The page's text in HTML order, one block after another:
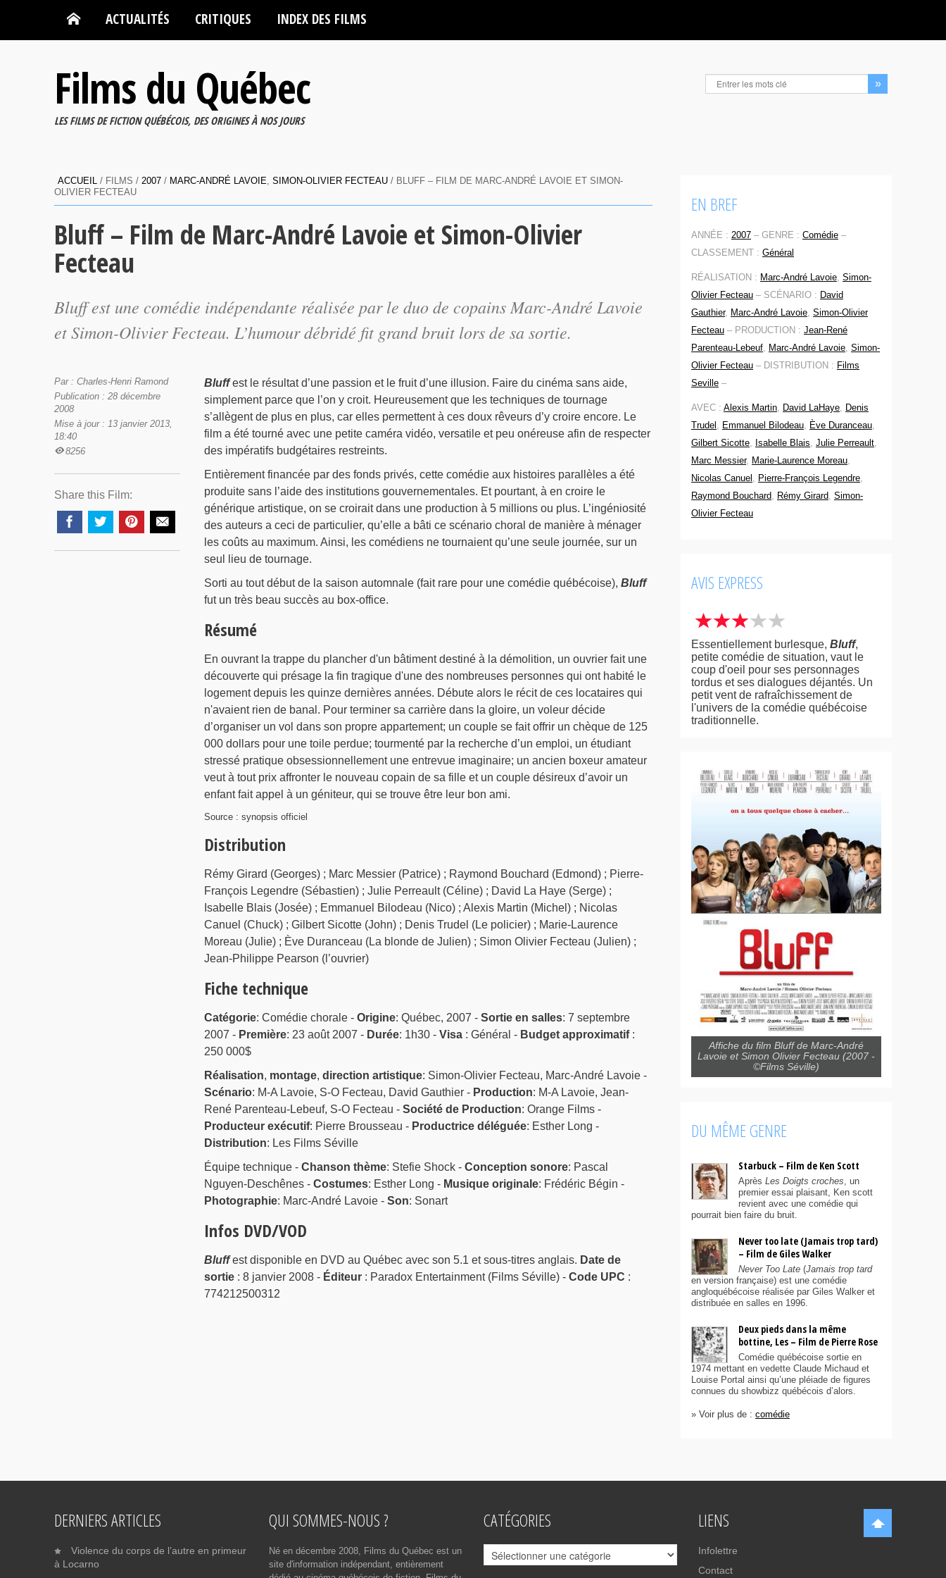
ACTUALITÉS CRITIQUES INDEX DES FILMS
Films du Québec
LES FILMS DE FICTION QUÉBÉCOIS, DES ORIGINES À NOS JOURS
ACCUEIL / FILMS / 2007 / MARC-ANDRÉ LAVOIE, SIMON-OLIVIER FECTEAU / BLUFF – FILM DE MARC-ANDRÉ LAVOIE ET SIMON-
OLIVIER FECTEAU
Bluff – Film de Marc-André Lavoie et Simon-Olivier
Fecteau
Bluffest une comédie indépendante réalisée par le duo de copains Marc-André Lavoie
et Simon-Olivier Fecteau. L’humour débridé fit grand bruit lors de sa sortie.
Par : Charles-Henri Ramond
Publication : 28 décembre
2008
Mise à jour : 13 janvier 2013,
18:40
8256
Share this Film:
Bluffest le résultat d’une passion et le fruit d’une illusion. Faire du cinéma sans aide,
simplement parce que l’on y croit. Heureusement que les techniques de tournage
s’allègent de plus en plus, car elles permettent à ces doux rêveurs d’y croire encore. Le
film a été tourné avec une petite caméra vidéo, versatile et peu onéreuse afin de respecter
des impératifs budgétaires restreints.
Entièrement financée par des fonds privés, cette comédie aux histoires parallèles a été
produite sans l’aide des institutions gouvernementales. Et pourtant, à en croire le
générique artistique, on se croirait dans une production à 5 millions ou plus. L’ingéniosité
des auteurs a ceci de particulier, qu’elle a bâti ce scénario choral de manière à ménager
les coûts au maximum. Ainsi, les comédiens ne tournaient qu’une seule journée, sur un
seul lieu de tournage.
Sorti au tout début de la saison automnale (fait rare pour une comédie québécoise), Bluff
fut un très beau succès au box-office.
Résumé
En ouvrant la trappe du plancher d'un bâtiment destiné à la démolition, un ouvrier fait une
découverte qui présage la fin tragique d'une des nombreuses personnes qui ont habité le
logement depuis les quinze dernières années. Débute alors le récit de ces locataires qui
n'avaient rien de banal. Pour terminer sa carrière dans la gloire, un voleur décide
d’organiser un vol dans son propre appartement; un couple se fait offrir un chèque de 125
000 dollars pour une toile perdue; tourmenté par la recherche d’un emploi, un étudiant
stressé pratique obsessionnellement une entrevue imaginaire; un ancien boxeur amateur
veut à tout prix affronter le nouveau copain de sa fille et un couple désireux d’avoir un
enfant fait appel à un géniteur, qui se trouve être leur bon ami.
Source : synopsis officiel
Distribution
Rémy Girard (Georges) ; Marc Messier (Patrice) ; Raymond Bouchard (Edmond) ; Pierre-
François Legendre (Sébastien) ; Julie Perreault (Céline) ; David La Haye (Serge) ;
Isabelle Blais (Josée) ; Emmanuel Bilodeau (Nico) ; Alexis Martin (Michel) ; Nicolas
Canuel (Chuck) ; Gilbert Sicotte (John) ; Denis Trudel (Le policier) ; Marie-Laurence
Moreau (Julie) ; Ève Duranceau (La blonde de Julien) ; Simon Olivier Fecteau (Julien) ;
Jean-Philippe Pearson (l’ouvrier)
Fiche technique
Catégorie: Comédie chorale - Origine: Québec, 2007 - Sortie en salles: 7 septembre
2007 - Première: 23 août 2007 - Durée: 1h30 - Visa: Général - Budget approximatif:
250 000$
Réalisation, montage, direction artistique: Simon-Olivier Fecteau, Marc-André Lavoie -
Scénario: M-A Lavoie, S-O Fecteau, David Gauthier - Production: M-A Lavoie, Jean-
René Parenteau-Lebeuf, S-O Fecteau - Société de Production: Orange Films -
Producteur exécutif: Pierre Brousseau - Productrice déléguée: Esther Long -
Distribution: Les Films Séville
Équipe technique - Chanson thème: Stefie Shock - Conception sonore: Pascal
Nguyen-Deschênes - Costumes: Esther Long - Musique originale: Frédéric Bégin -
Photographie: Marc-André Lavoie - Son: Sonart
Infos DVD/VOD
Bluffest disponible en DVD au Québec avec son 5.1 et sous-titres anglais. Date de
sortie: 8 janvier 2008 - Éditeur: Paradox Entertainment (Films Séville) - Code UPC :
774212500312
EN BREF
ANNÉE : 2007 – GENRE : Comédie –
CLASSEMENT : Général
RÉALISATION : Marc-André Lavoie, Simon-
Olivier Fecteau – SCÉNARIO : David
Gauthier, Marc-André Lavoie, Simon-Olivier
Fecteau – PRODUCTION : Jean-René
Parenteau-Lebeuf, Marc-André Lavoie, Simon-
Olivier Fecteau – DISTRIBUTION : Films
Seville –
AVEC : Alexis Martin, David LaHaye, Denis
Trudel , Emmanuel Bilodeau, Ève Duranceau,
Gilbert Sicotte, Isabelle Blais, Julie Perreault,
Marc Messier, Marie-Laurence Moreau,
Nicolas Canuel , Pierre-François Legendre,
Raymond Bouchard, Rémy Girard, Simon-
Olivier Fecteau
AVIS EXPRESS
Essentiellement burlesque, Bluff,
petite comédie de situation, vaut le
coup d'oeil pour ses personnages
tordus et ses dialogues déjantés. Un
petit vent de rafraîchissement de
l'univers de la comédie québécoise
traditionnelle.
Affiche du film Bluff de Marc-André
Lavoie et Simon Olivier Fecteau (2007 -
©Films Séville)
DU MÊME GENRE
Starbuck – Film de Ken Scott
Après Les Doigts croches , un
premier essai plaisant, Ken scott
revient avec une comédie qui
pourrait bien faire du bruit.
Never too late (Jamais trop tard)
– Film de Giles Walker
Never Too Late (Jamais trop tard
en version française) est une comédie
angloquébécoise réalisée par Giles Walker et
distribuée en salles en 1996.
Deux pieds dans la même
bottine, Les – Film de Pierre Rose
Comédie québécoise sortie en
1974 mettant en vedette Claude Michaud et
Louise Portal ainsi qu’une pléiade de figures
connues du showbizz québécois d’alors.
» Voir plus de : comédie
DERNIERS ARTICLES
Violence du corps de l’autre en primeur
à Locarno
QUI SOMMES-NOUS ?
Né en décembre 2008, Films du Québec est un
site d'information indépendant, entièrement
CATÉGORIES
Catégories
LIENS
Infolettre
Contact